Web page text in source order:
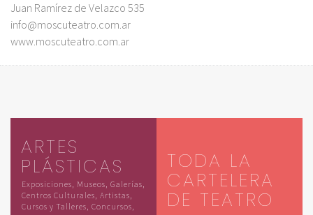
Juan Ramírez de Velazco 535
info@moscuteatro.com.ar
www.moscuteatro.com.ar
ARTES
PLÁSTICAS
Exposiciones, Museos, Galerías,
Centros Culturales, Artistas,
Cursos y Talleres, Concursos,
TODA LA
CARTELERA
DE TEATRO